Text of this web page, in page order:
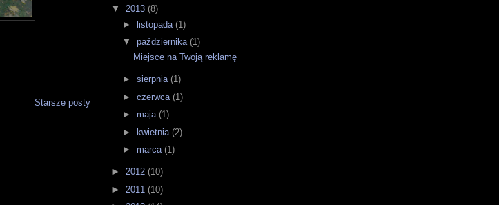
Starsze posty
▼ 2013 (8)
► listopada (1)
▼ października (1)
Miejsce na Twoją reklamę
► sierpnia (1)
► czerwca (1)
► maja (1)
►
kwietnia (2)
► marca (1)
► 2012 (10)
► 2011 (10)